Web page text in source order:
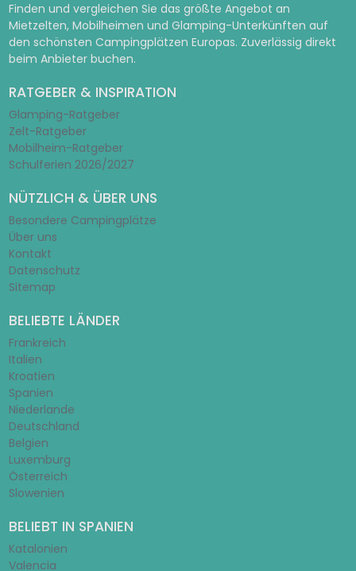
Finden und vergleichen Sie das größte Angebot an
Mietzelten, Mobilheimen und Glamping-Unterkünften auf
den schönsten Campingplätzen Europas. Zuverlässig direkt
beim Anbieter buchen.
RATGEBER & INSPIRATION
Glamping-Ratgeber
Zelt-Ratgeber
Mobilheim-Ratgeber
Schulferien 2026/2027
NÜTZLICH & ÜBER UNS
Besondere Campingplätze
Über uns
Kontakt
Datenschutz
Sitemap
BELIEBTE LÄNDER
Frankreich
Italien
Kroatien
Spanien
Niederlande
Deutschland
Belgien
Luxemburg
Österreich
Slowenien
BELIEBT IN SPANIEN
Katalonien
Valencia